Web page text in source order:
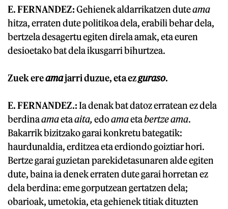
E. FERNANDEZ:Gehienek aldarrikatzen duteama
hitza, erraten dute politikoa dela, erabili behar dela,
bertzela desagertu egiten direla amak, eta euren
desioetako bat dela ikusgarri bihurtzea.
Zuek ereamajarri duzue, eta ezguraso.
E. FERNANDEZ.:Ia denak bat datoz erratean ez dela
berdinaamaetaaita,edoamaetabertze ama.
Bakarrik bizitzako garai konkretu bategatik:
haurdunaldia, erditzea eta erdiondo goiztiar hori.
Bertze garai guzietan parekidetasunaren alde egiten
dute, baina ia denek erraten dute garai horretan ez
dela berdina: eme gorputzean gertatzen dela;
obarioak, umetokia, eta gehienek titiak dituzten